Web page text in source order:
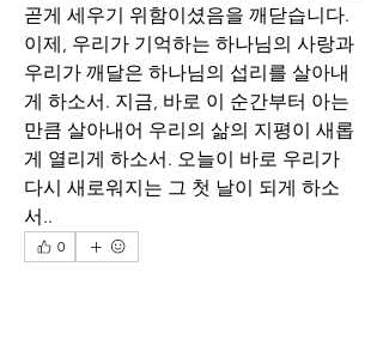
곧게 세우기 위함이셨음을 깨닫습니다.
이제, 우리가 기억하는 하나님의 사랑과
우리가 깨달은 하나님의 섭리를 살아내
게 하소서. 지금, 바로 이 순간부터 아는
만큼 살아내어 우리의 삶의 지평이 새롭
게 열리게 하소서. 오늘이 바로 우리가
다시 새로워지는 그 첫 날이 되게 하소
서..
0